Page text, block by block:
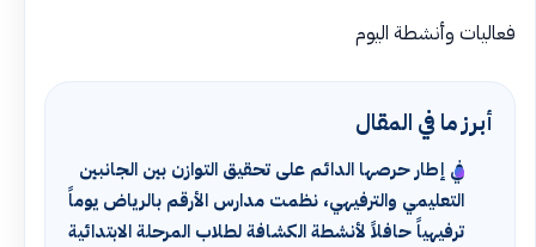
فعاليات وأنشطة اليوم
أبرز ما في المقال
في إطار حرصها الدائم على تحقيق التوازن بين الجانبين
التعليمي والترفيهي، نظمت مدارس الأرقم بالرياض يوماً
ترفيهياً حافلاً لأنشطة الكشافة لطلاب المرحلة الابتدائية